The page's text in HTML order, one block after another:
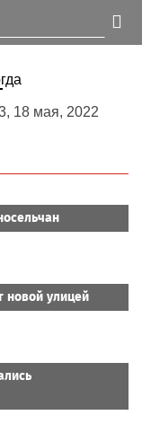
18 мая, 2022
новой улицей